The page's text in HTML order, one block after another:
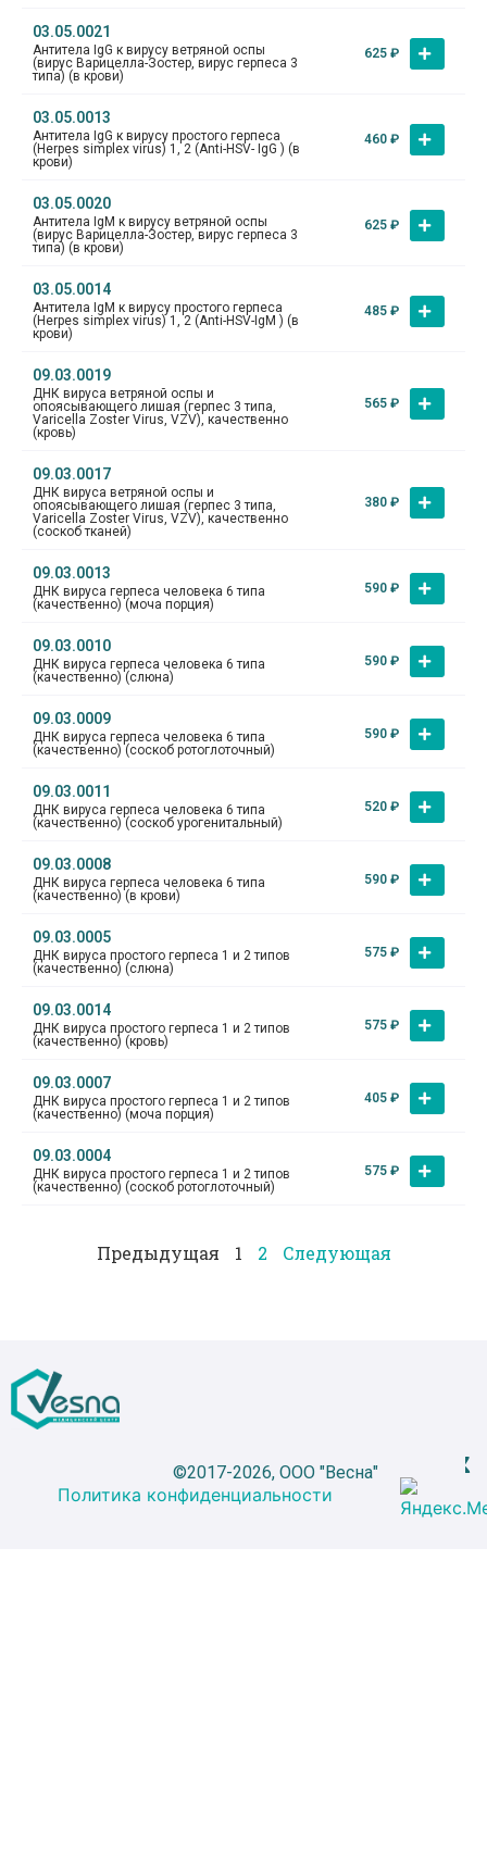
03.05.0021
Антитела IgG к вирусу ветряной оспы
(вирус Варицелла-Зостер, вирус герпеса 3
типа) (в крови)
625 ₽
03.05.0013
Антитела IgG к вирусу простого герпеса
(Herpes simplex virus) 1, 2 (Anti-HSV- IgG ) (в
крови)
460 ₽
03.05.0020
Антитела IgM к вирусу ветряной оспы
(вирус Варицелла-Зостер, вирус герпеса 3
типа) (в крови)
625 ₽
03.05.0014
Антитела IgM к вирусу простого герпеса
(Herpes simplex virus) 1, 2 (Anti-HSV-IgM ) (в
крови)
485 ₽
09.03.0019
ДНК вируса ветряной оспы и
опоясывающего лишая (герпес 3 типа,
Varicella Zoster Virus, VZV), качественно
(кровь)
565 ₽
09.03.0017
ДНК вируса ветряной оспы и
опоясывающего лишая (герпес 3 типа,
Varicella Zoster Virus, VZV), качественно
(соскоб тканей)
380 ₽
09.03.0013
ДНК вируса герпеса человека 6 типа
(качественно) (моча порция)
590 ₽
09.03.0010
ДНК вируса герпеса человека 6 типа
(качественно) (слюна)
590 ₽
09.03.0009
ДНК вируса герпеса человека 6 типа
(качественно) (соскоб ротоглоточный)
590 ₽
09.03.0011
ДНК вируса герпеса человека 6 типа
(качественно) (соскоб урогенитальный)
520 ₽
09.03.0008
ДНК вируса герпеса человека 6 типа
(качественно) (в крови)
590 ₽
09.03.0005
ДНК вируса простого герпеса 1 и 2 типов
(качественно) (слюна)
575 ₽
09.03.0014
ДНК вируса простого герпеса 1 и 2 типов
(качественно) (кровь)
575 ₽
09.03.0007
ДНК вируса простого герпеса 1 и 2 типов
(качественно) (моча порция)
405 ₽
09.03.0004
ДНК вируса простого герпеса 1 и 2 типов
(качественно) (соскоб ротоглоточный)
575 ₽
Предыдущая 1 2 Следующая
©2017-2026, ООО "Весна"
Политика конфиденциальности